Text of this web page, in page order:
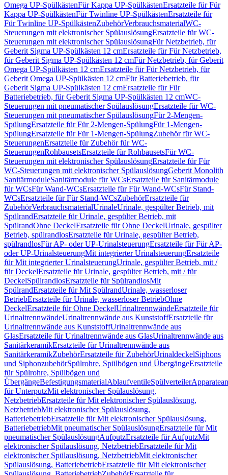
Omega UP-SpülkästenFür Kappa UP-SpülkästenErsatzteile für Für
Kappa UP-SpülkästenFür Twinline UP-SpülkästenErsatzteile für
Für Twinline UP-SpülkästenZubehörVerbrauchsmaterialWC-
Steuerungen mit elektronischer SpülauslösungErsatzteile für WC-
Steuerungen mit elektronischer SpülauslösungFür Netzbetrieb, für
Geberit Sigma UP-Spülkästen 12 cmErsatzteile für Für Netzbetrieb,
für Geberit Sigma UP-Spülkästen 12 cmFür Netzbetrieb, für Geberit
Omega UP-Spülkästen 12 cmErsatzteile für Für Netzbetrieb, für
Geberit Omega UP-Spülkästen 12 cmFür Batteriebetrieb, für
Geberit Sigma UP-Spülkästen 12 cmErsatzteile für Für
Batteriebetrieb, für Geberit Sigma UP-Spülkästen 12 cmWC-
Steuerungen mit pneumatischer SpülauslösungErsatzteile für WC-
Steuerungen mit pneumatischer SpülauslösungFür 2-Mengen-
SpülungErsatzteile für Für 2-Mengen-SpülungFür 1-Mengen-
SpülungErsatzteile für Für 1-Mengen-SpülungZubehör für WC-
SteuerungenErsatzteile für Zubehör für WC-
SteuerungenRohbausetsErsatzteile für RohbausetsFür WC-
Steuerungen mit elektronischer SpülauslösungErsatzteile für Für
WC-Steuerungen mit elektronischer SpülauslösungGeberit Monolith
SanitärmoduleSanitärmodule für WCsErsatzteile für Sanitärmodule
für WCsFür Wand-WCsErsatzteile für Für Wand-WCsFür Stand-
WCsErsatzteile für Für Stand-WCsZubehörErsatzteile für
ZubehörVerbrauchsmaterialUrinaleUrinale, gespülter Betrieb, mit
SpülrandErsatzteile für Urinale, gespülter Betrieb, mit
SpülrandOhne DeckelErsatzteile für Ohne DeckelUrinale, gespülter
Betrieb, spülrandlosErsatzteile für Urinale, gespülter Betrieb,
spülrandlosFür AP- oder UP-UrinalsteuerungErsatzteile für Für AP-
oder UP-UrinalsteuerungMit integrierter UrinalsteuerungErsatzteile
für Mit integrierter UrinalsteuerungUrinale, gespülter Betrieb, mit /
für DeckelErsatzteile für Urinale, gespülter Betrieb, mit / für
DeckelSpülrandlosErsatzteile für SpülrandlosMit
SpülrandErsatzteile für Mit SpülrandUrinale, wasserloser
BetriebErsatzteile für Urinale, wasserloser BetriebOhne
DeckelErsatzteile für Ohne DeckelUrinaltrennwändeErsatzteile für
UrinaltrennwändeUrinaltrennwände aus KunststoffErsatzteile für
Urinaltrennwände aus KunststoffUrinaltrennwände aus
GlasErsatzteile für Urinaltrennwände aus GlasUrinaltrennwände aus
SanitärkeramikErsatzteile für Urinaltrennwände aus
SanitärkeramikZubehörErsatzteile für ZubehörUrinaldeckelSiphons
und SiphonzubehörSpülrohre, Spülbögen und ÜbergängeErsatzteile
für Spülrohre, Spülbögen und
ÜbergängeBefestigungsmaterialAblaufventileSpülverteiler
für UnterputzMit elektronischer Spülauslösung,
NetzbetriebErsatzteile für Mit elektronischer Spülauslösung,
NetzbetriebMit elektronischer Spülauslösung,
BatteriebetriebErsatzteile für Mit elektronischer Spülauslösung,
BatteriebetriebMit pneumatischer SpülauslösungErsatzteile für Mit
pneumatischer SpülauslösungAufputzErsatzteile für AufputzMit
elektronischer Spülauslösung, NetzbetriebErsatzteile für Mit
elektronischer Spülauslösung, NetzbetriebMit elektronischer
Spülauslösung, BatteriebetriebErsatzteile für Mit elektronischer